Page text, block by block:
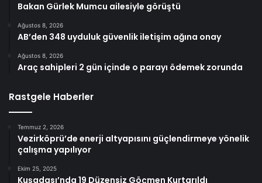
Bakan Gürlek Mumcu ailesiyle görüştü
Ağustos 8, 2026
AB’den 348 uyduluk güvenlik iletişim ağına onay
Ağustos 8, 2026
Araç sahipleri 2 gün içinde o parayı ödemek zorunda
Rastgele Haberler
Temmuz 2, 2026
Vezirköprü’de enerji altyapısını güçlendirmeye yönelik
çalışma yapılıyor
Ekim 25, 2025
Kuşadası’nda 19 Düzensiz Göçmen Kurtarıldı